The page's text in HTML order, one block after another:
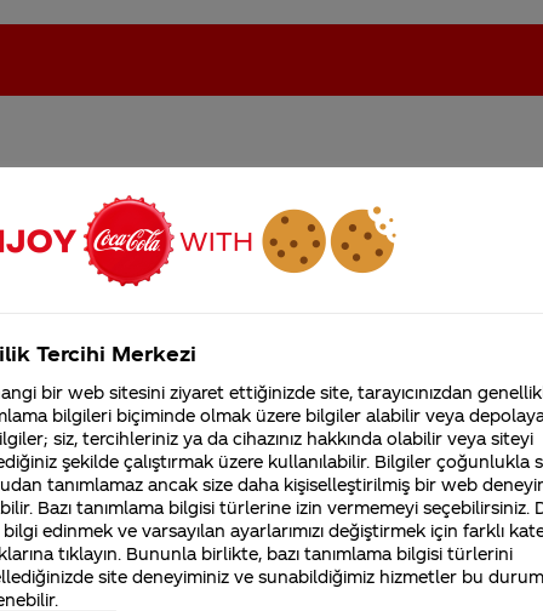
Cola'nın Filistin'de fabr... Coca-Cola’yı kim buldu?
35 değil de 33 cl? İdeal
mı yoksa
ve ihtiyaçlarını araştırarak şekillendiriyoruz.
mevcut.
Coca-Cola Şirketi
merak ettikleriniz.
Fabrikalarımız,
sertifikalarımız, faaliyet
gösterdiğimiz ülkeler,
tarihçemiz ve daha
Tercihi Merkezi
bir web sitesini ziyaret ettiğinizde site, tarayıcınızdan
bilgileri biçiminde olmak üzere bilgiler alabilir veya
siz, tercihleriniz ya da cihazınız hakkında olabilir veya siteyi
şekilde çalıştırmak üzere kullanılabilir. Bilgiler çoğunlukla
tanımlamaz ancak size daha kişiselleştirilmiş bir web
Bazı tanımlama bilgisi türlerine izin vermemeyi seçebilirsiniz.
edinmek ve varsayılan ayarlarımızı değiştirmek için farklı
tıklayın. Bununla birlikte, bazı tanımlama bilgisi türlerini
site deneyiminiz ve sunabildiğimiz hizmetler bu